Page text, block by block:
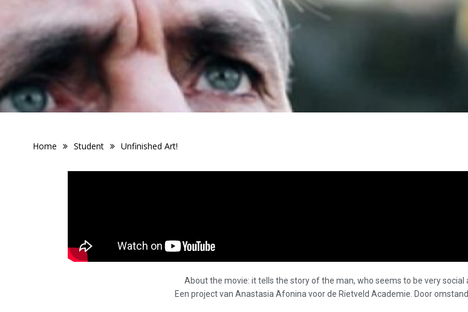
Home Student Unfinished Art!
About the movie: it tells the story of the man, who seems to be very social
Een project van Anastasia Afonina voor de Rietveld Academie. Door